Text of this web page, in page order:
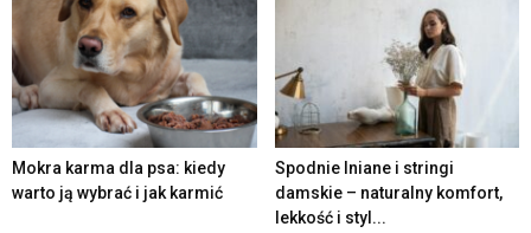
Mokra karma dla psa: kiedy
warto ją wybrać i jak karmić
Spodnie lniane i stringi
damskie – naturalny komfort,
lekkość i styl...